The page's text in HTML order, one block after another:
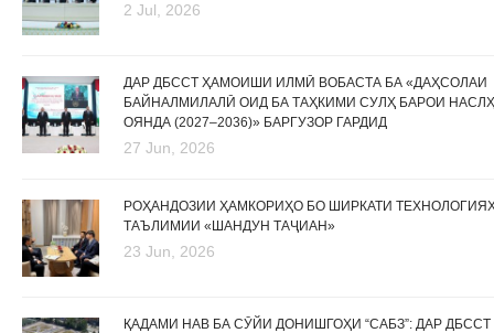
2 Jul, 2026
ДАР ДБССТ ҲАМОИШИ ИЛМӢ ВОБАСТА БА «ДАҲСОЛАИ
БАЙНАЛМИЛАЛӢ ОИД БА ТАҲКИМИ СУЛҲ БАРОИ
ОЯНДА (2027–2036)» БАРГУЗОР ГАРДИД
27 Jun, 2026
РОҲАНДОЗИИ ҲАМКОРИҲО БО ШИРКАТИ
ТАЪЛИМИИ «ШАНДУН ТАҶИАН»
23 Jun, 2026
ҚАДАМИ НАВ БА СӮЙИ ДОНИШГОҲИ “САБЗ”: ДАР ДБССТ